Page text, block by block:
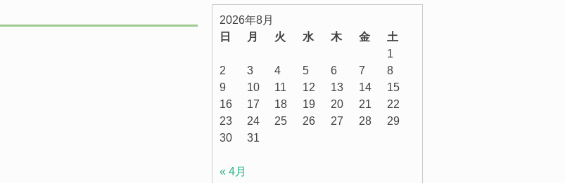
2026年8月
日
月 火 水 木 金
土
1
2
3 4 5 6 7
8
9
10 11 12 13 14
15
16
17 18 19 20 21
22
23
24 25 26 27 28
29
30
31
« 4月